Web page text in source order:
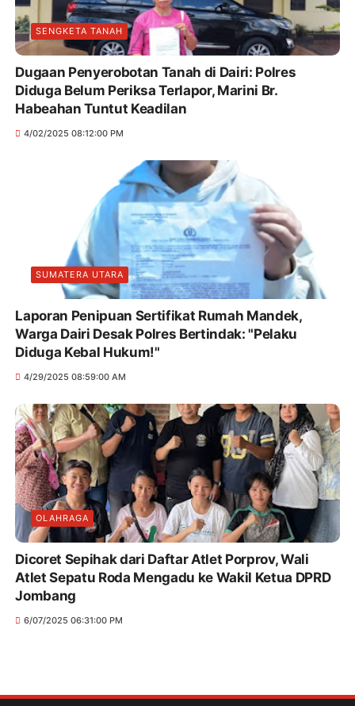
SENGKETA TANAH
Dugaan Penyerobotan Tanah di Dairi: Polres
Diduga Belum Periksa Terlapor, Marini Br.
Habeahan Tuntut Keadilan
4/02/2025 08:12:00 PM
SUMATERA UTARA
Laporan Penipuan Sertifikat Rumah Mandek,
Warga Dairi Desak Polres Bertindak: "Pelaku
Diduga Kebal Hukum!"
4/29/2025 08:59:00 AM
OLAHRAGA
Dicoret Sepihak dari Daftar Atlet Porprov, Wali
Atlet Sepatu Roda Mengadu ke Wakil Ketua DPRD
Jombang
6/07/2025 06:31:00 PM